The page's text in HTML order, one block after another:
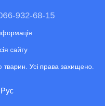
932-68-15
сайту
Усі права захищено.
Рус